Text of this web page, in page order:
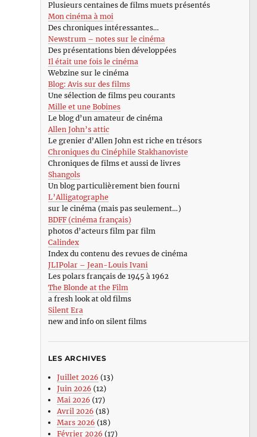
Plusieurs centaines de films muets présentés
Mon cinéma à moi
Des chroniques intéressantes…
Newstrum – notes sur le cinéma
Des présentations bien développées
Il était une fois le cinéma
Webzine sur le cinéma
Blog: Avis sur des films
Une sélection de films peu courants
Mille et une Bobines
Le blog d’un amateur de cinéma
Allen John’s attic
Le grenier d’Allen John est riche en trésors
Chroniques du Cinéphile Stakhanoviste
Chroniques de films et aussi de livres
Shangols
Un blog particulièrement bien fourni
L’Alligatographe
sur le cinéma (mais pas seulement…)
BDFF (cinéma français)
photos d’acteurs film par film
Calindex
Index du contenu des revues de cinéma
JLIPolar – Jean-Louis Ivani
Les polars français de 1945 à 1962
The Blonde at the Film
a fresh look at old films
Silent Era
new and info on silent films
LES ARCHIVES
Juillet 2026 (13)
Juin 2026 (12)
Mai 2026 (17)
Avril 2026 (18)
Mars 2026 (18)
Février 2026 (17)